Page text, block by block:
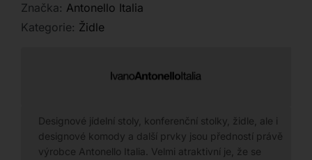
Značka: Antonello Italia
Kategorie: Židle
Designové jídelní stoly, konferenční stolky, židle, ale i
designové komody a další prvky jsou předností právě
výrobce Antonello Italia. Velmi atraktivní je, že se